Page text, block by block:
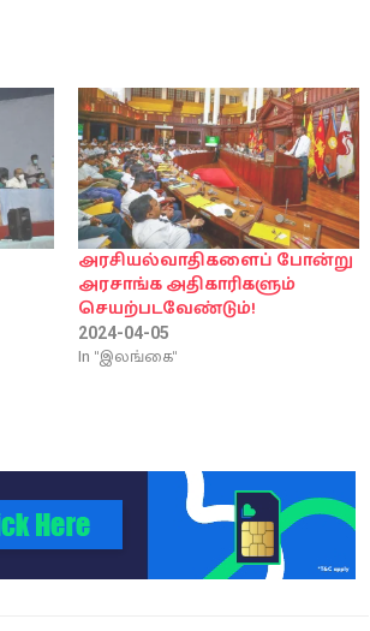
அரசியல்வாதிகளைப் போன்று
அரசாங்க அதிகாரிகளும்
செயற்படவேண்டும்!
2024-04-05
In "இலங்கை"